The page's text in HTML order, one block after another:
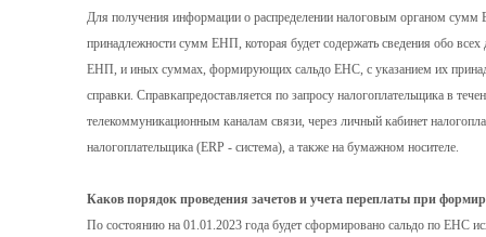
Для получения информации о распределении налоговым органом сумм
принадлежности сумм ЕНП, которая будет содержать сведения обо
ЕНП, и иных суммах, формирующих сальдо ЕНС, с указанием их
справки. Справкапредоставляется по запросу налогоплательщика в
телекоммуникационным каналам связи, через личный кабинет
налогоплательщика (ERP - система), а также на бумажном носителе.
Каков порядок проведения зачетов и учета переплаты при
По состоянию на 01.01.2023 года будет сформировано сальдо по ЕНС